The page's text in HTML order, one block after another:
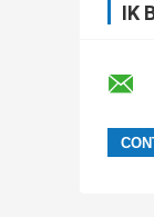
IK